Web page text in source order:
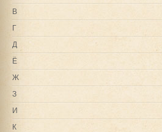
В
Г
Д
Ё
Ж
З
И
К